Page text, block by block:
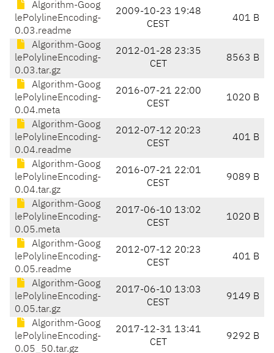
Algorithm-Goog
lePolylineEncoding-
0.03.readme
2009-10-23 19:48
CEST
401 B
Algorithm-Goog
lePolylineEncoding-
0.03.tar.gz
2012-01-28 23:35
CET
8563 B
Algorithm-Goog
lePolylineEncoding-
0.04.meta
2016-07-21 22:00
CEST
1020 B
Algorithm-Goog
lePolylineEncoding-
0.04.readme
2012-07-12 20:23
CEST
401 B
Algorithm-Goog
lePolylineEncoding-
0.04.tar.gz
2016-07-21 22:01
CEST
9089 B
Algorithm-Goog
lePolylineEncoding-
0.05.meta
2017-06-10 13:02
CEST
1020 B
Algorithm-Goog
lePolylineEncoding-
0.05.readme
2012-07-12 20:23
CEST
401 B
Algorithm-Goog
lePolylineEncoding-
0.05.tar.gz
2017-06-10 13:03
CEST
9149 B
Algorithm-Goog
lePolylineEncoding-
0.05_50.tar.gz
2017-12-31 13:41
CET
9292 B